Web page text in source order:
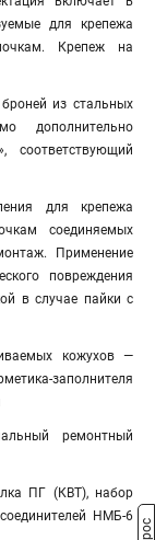
для крепежа
Крепеж на
из стальных
дополнительно
соответствующий
для крепежа
соединяемых
Применение
повреждения
в случае пайки с
кожухов —
заполнителя
ремонтный
ПГ (КВТ), набор
НМБ-6